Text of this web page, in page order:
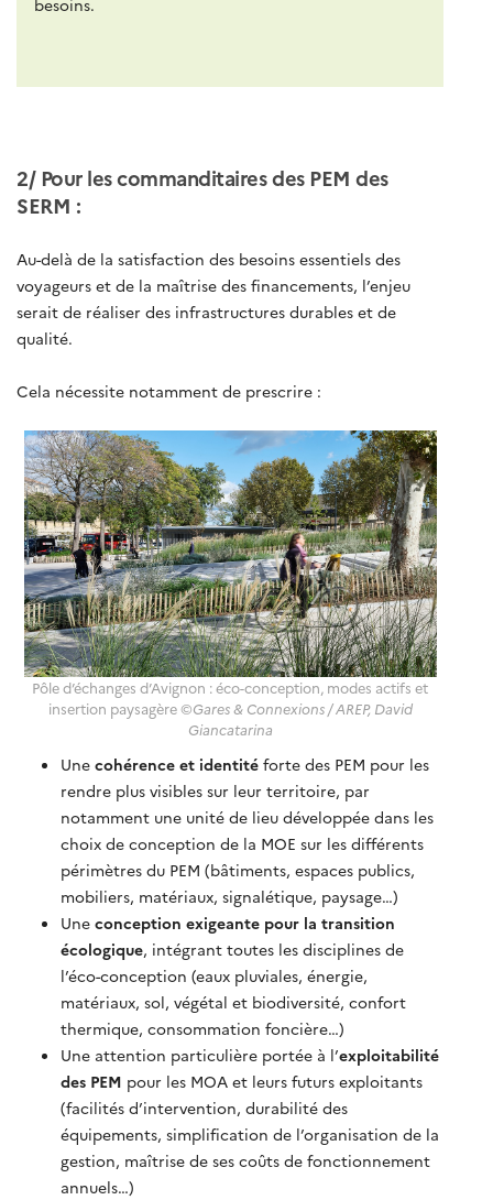
besoins.
2/ Pour les commanditaires des PEM des
SERM :
Au-delà de la satisfaction des besoins essentiels des
voyageurs et de la maîtrise des financements, l’enjeu
serait de réaliser des infrastructures durables et de
qualité.
Cela nécessite notamment de prescrire :
Pôle d’échanges d’Avignon : éco-conception, modes actifs et
insertion paysagère ©Gares & Connexions / AREP, David
Giancatarina
Une cohérence et identité forte des PEM pour les
rendre plus visibles sur leur territoire, par
notamment une unité de lieu développée dans les
choix de conception de la MOE sur les différents
périmètres du PEM (bâtiments, espaces publics,
mobiliers, matériaux, signalétique, paysage…)
Une conception exigeante pour la transition
écologique, intégrant toutes les disciplines de
l’éco-conception (eaux pluviales, énergie,
matériaux, sol, végétal et biodiversité, confort
thermique, consommation foncière…)
Une attention particulière portée à l’exploitabilité
des PEM pour les MOA et leurs futurs exploitants
(facilités d’intervention, durabilité des
équipements, simplification de l’organisation de la
gestion, maîtrise de ses coûts de fonctionnement
annuels…)